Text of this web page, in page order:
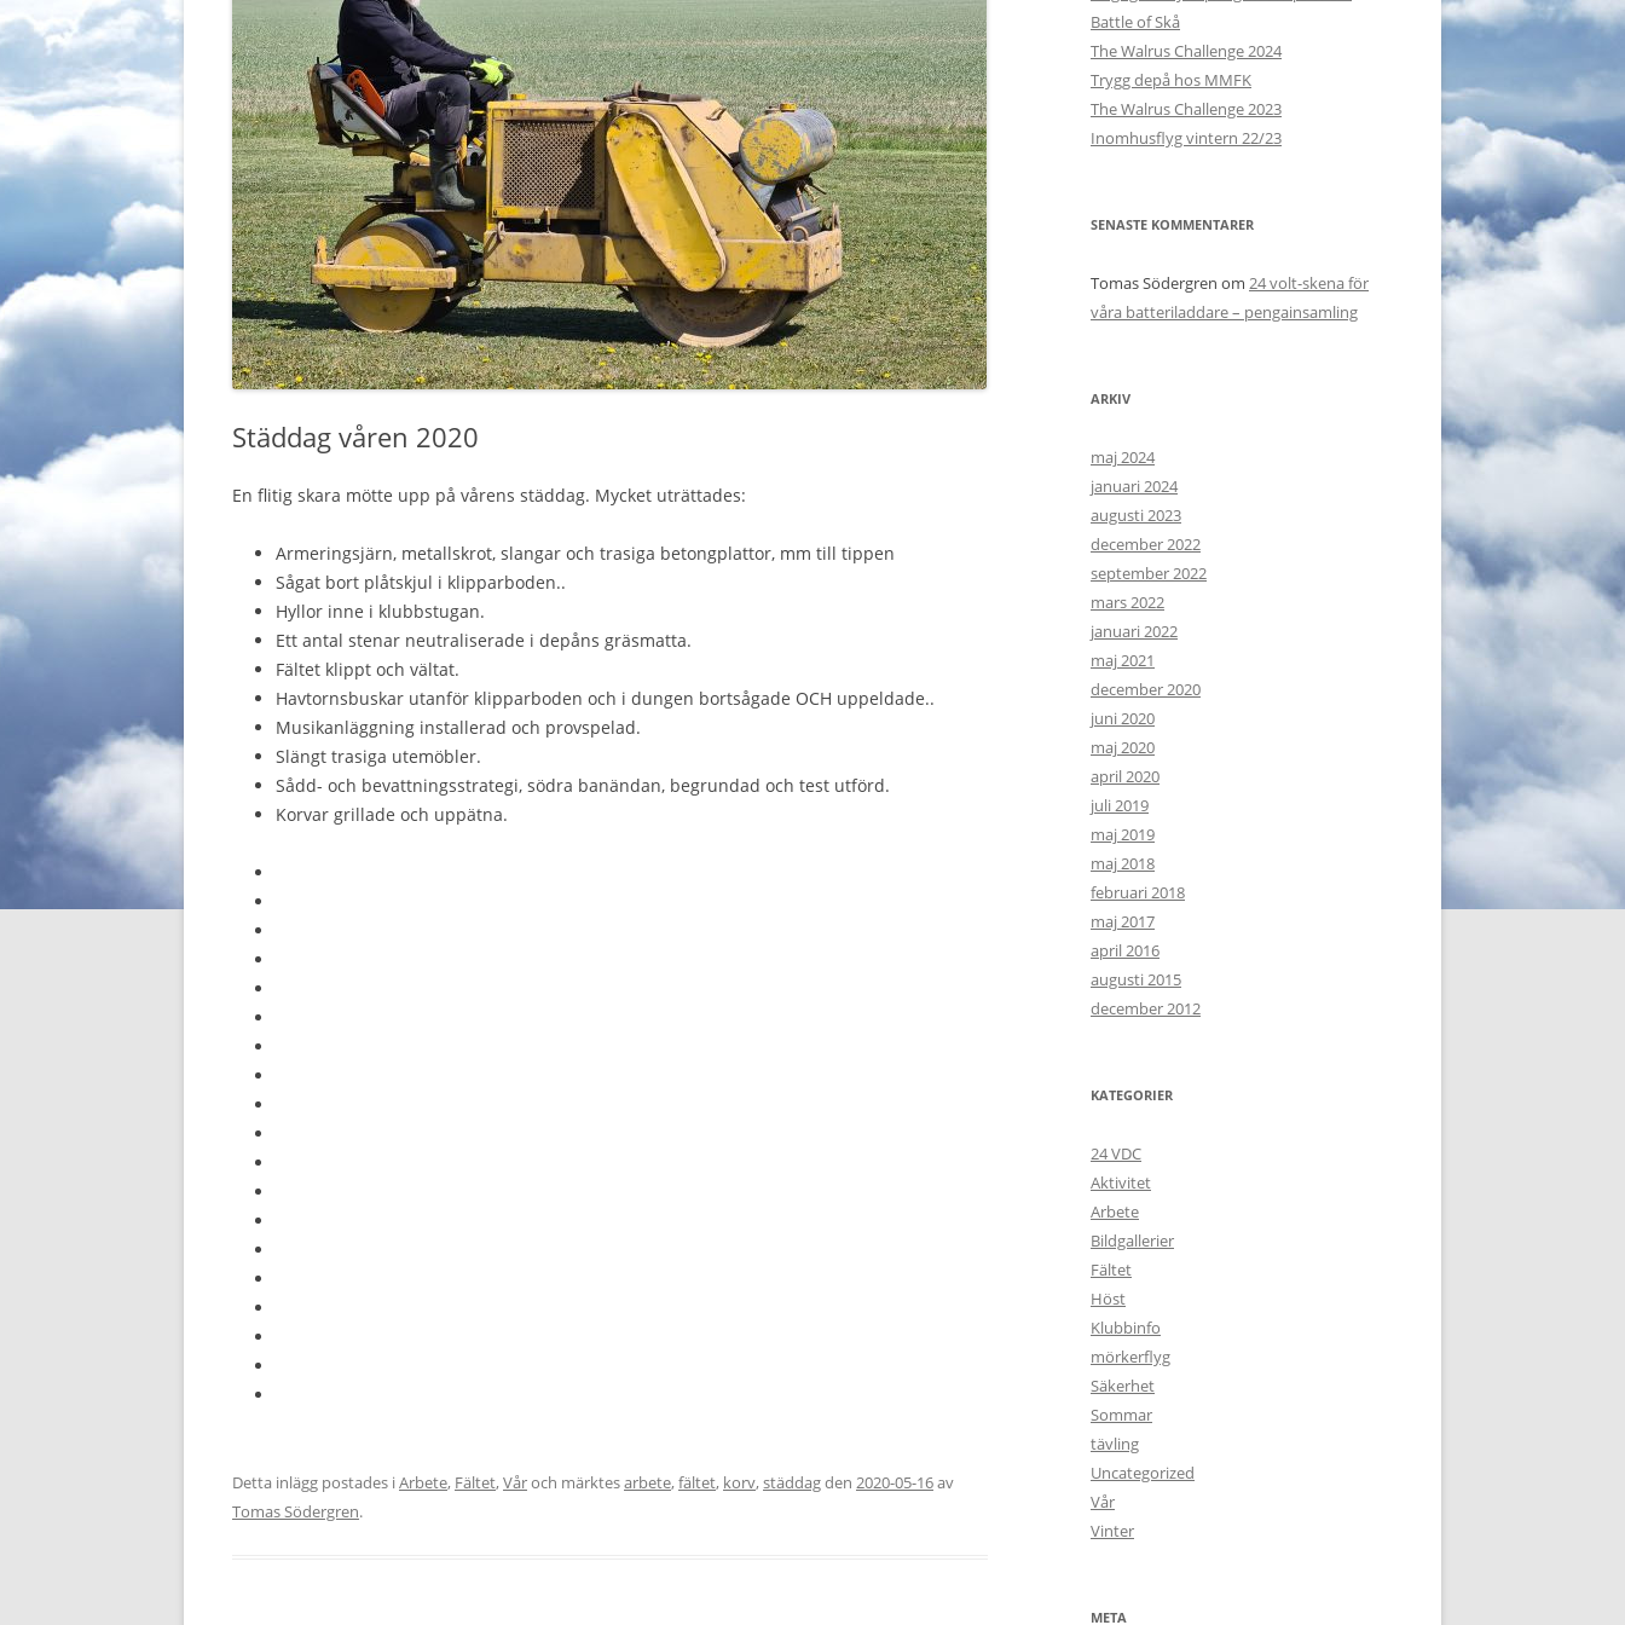
Städdag våren 2020
En flitig skara mötte upp på vårens städdag. Mycket uträttades:
Armeringsjärn, metallskrot, slangar och trasiga betongplattor, mm till tippen
Sågat bort plåtskjul i klipparboden..
Hyllor inne i klubbstugan.
Ett antal stenar neutraliserade i depåns gräsmatta.
Fältet klippt och vältat.
Havtornsbuskar utanför klipparboden och i dungen bortsågade OCH uppeldade..
Musikanläggning installerad och provspelad.
Slängt trasiga utemöbler.
Sådd- och bevattningsstrategi, södra banändan, begrundad och test utförd.
Korvar grillade och uppätna.
Detta inlägg postades iArbete, Fältet,Våroch märktesarbete,fältet, korv,städdagden 2020-05-16av
Tomas Södergren.
e
r
:
Battle of Skå
The Walrus Challenge 2024
Trygg depå hos MMFK
The Walrus Challenge 2023
Inomhusflyg vintern 22/23
SENASTE KOMMENTARER
Tomas Södergren om 24 volt-skena för
våra batteriladdare – pengainsamling
ARKIV
maj 2024
januari 2024
augusti 2023
december 2022
september 2022
mars 2022
januari 2022
maj 2021
december 2020
juni 2020
maj 2020
april 2020
juli 2019
maj 2019
maj 2018
februari 2018
maj 2017
april 2016
augusti 2015
december 2012
KATEGORIER
24 VDC
Aktivitet
Arbete
Bildgallerier
Fältet
Höst
Klubbinfo
mörkerflyg
Säkerhet
Sommar
tävling
Uncategorized
Vår
Vinter
META